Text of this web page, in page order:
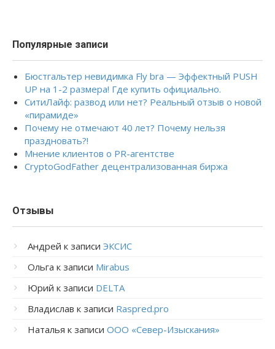
Популярные записи
Бюстгальтер невидимка Fly bra — Эффектный PUSH
UP на 1-2 размера! Где купить официально.
СитиЛайф: развод или нет? Реальный отзыв о новой
«пирамиде»
Почему не отмечают 40 лет? Почему нельзя
праздновать?!
Мнение клиентов о PR-агентстве
CryptoGodFather децентрализованная биржа
Отзывы
Андрей к записи ЭКСИС
Ольга к записи Mirabus
Юрий к записи DELTA
Владислав к записи Raspred.pro
Наталья к записи ООО «Север-Изыскания»